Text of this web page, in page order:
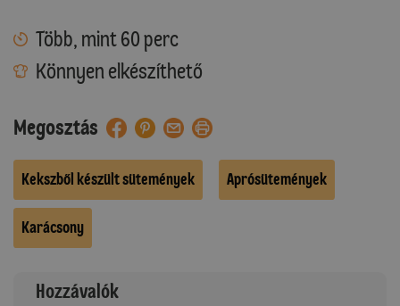
Több, mint 60 perc
Könnyen elkészíthető
Megosztás
Kekszből készült sütemények Aprósütemények
Karácsony
Hozzávalók